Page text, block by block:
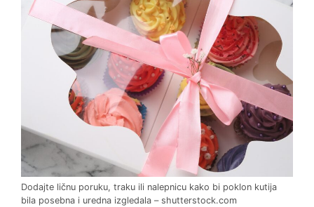
Dodajte ličnu poruku, traku ili nalepnicu kako bi poklon kutija
bila posebna i uredna izgledala – shutterstock.com